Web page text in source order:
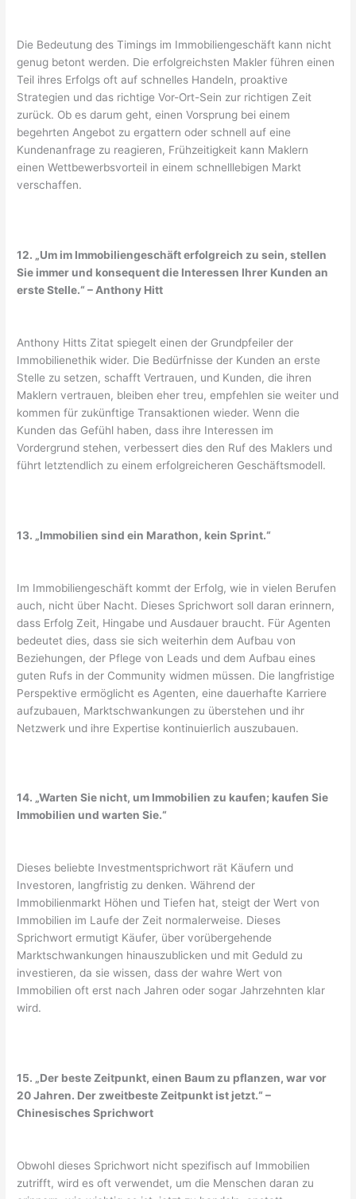
Die Bedeutung des Timings im Immobiliengeschäft kann nicht
genug betont werden. Die erfolgreichsten Makler führen einen
Teil ihres Erfolgs oft auf schnelles Handeln, proaktive
Strategien und das richtige Vor-Ort-Sein zur richtigen Zeit
zurück. Ob es darum geht, einen Vorsprung bei einem
begehrten Angebot zu ergattern oder schnell auf eine
Kundenanfrage zu reagieren, Frühzeitigkeit kann Maklern
einen Wettbewerbsvorteil in einem schnelllebigen Markt
verschaffen.
12. „Um im Immobiliengeschäft erfolgreich zu sein, stellen
Sie immer und konsequent die Interessen Ihrer Kunden an
erste Stelle.“ – Anthony Hitt
Anthony Hitts Zitat spiegelt einen der Grundpfeiler der
Immobilienethik wider. Die Bedürfnisse der Kunden an erste
Stelle zu setzen, schafft Vertrauen, und Kunden, die ihren
Maklern vertrauen, bleiben eher treu, empfehlen sie weiter und
kommen für zukünftige Transaktionen wieder. Wenn die
Kunden das Gefühl haben, dass ihre Interessen im
Vordergrund stehen, verbessert dies den Ruf des Maklers und
führt letztendlich zu einem erfolgreicheren Geschäftsmodell.
13. „Immobilien sind ein Marathon, kein Sprint.“
Im Immobiliengeschäft kommt der Erfolg, wie in vielen Berufen
auch, nicht über Nacht. Dieses Sprichwort soll daran erinnern,
dass Erfolg Zeit, Hingabe und Ausdauer braucht. Für Agenten
bedeutet dies, dass sie sich weiterhin dem Aufbau von
Beziehungen, der Pflege von Leads und dem Aufbau eines
guten Rufs in der Community widmen müssen. Die langfristige
Perspektive ermöglicht es Agenten, eine dauerhafte Karriere
aufzubauen, Marktschwankungen zu überstehen und ihr
Netzwerk und ihre Expertise kontinuierlich auszubauen.
14. „Warten Sie nicht, um Immobilien zu kaufen; kaufen Sie
Immobilien und warten Sie.“
Dieses beliebte Investmentsprichwort rät Käufern und
Investoren, langfristig zu denken. Während der
Immobilienmarkt Höhen und Tiefen hat, steigt der Wert von
Immobilien im Laufe der Zeit normalerweise. Dieses
Sprichwort ermutigt Käufer, über vorübergehende
Marktschwankungen hinauszublicken und mit Geduld zu
investieren, da sie wissen, dass der wahre Wert von
Immobilien oft erst nach Jahren oder sogar Jahrzehnten klar
wird.
15. „Der beste Zeitpunkt, einen Baum zu pflanzen, war vor
20 Jahren. Der zweitbeste Zeitpunkt ist jetzt.“ –
Chinesisches Sprichwort
Obwohl dieses Sprichwort nicht spezifisch auf Immobilien
zutrifft, wird es oft verwendet, um die Menschen daran zu